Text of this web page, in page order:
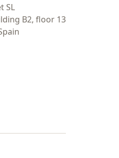
SL
B2, floor 13
pestaña
en una nueva pestaña